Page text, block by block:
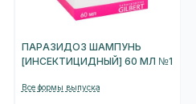
ПАРАЗИДОЗ ШАМПУНЬ
[ИНСЕКТИЦИДНЫЙ] 60 МЛ №1
Все формы выпуска